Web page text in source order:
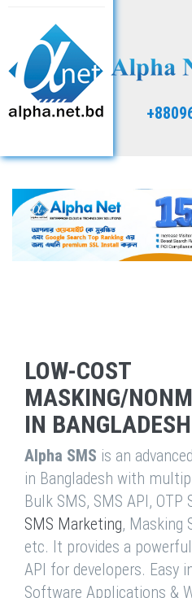
LOW-COST
MASKING/
IN
Alpha SMS is an
in Bangladesh with
Bulk SMS, SMS API, OTP
SMS Marketing, Masking
etc. It provides a
API for developers. Easy
Software Applications &